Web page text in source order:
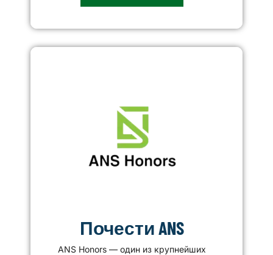
Почести ANS
ANS Honors — один из крупнейших